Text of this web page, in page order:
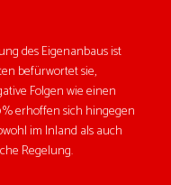
des Eigenanbaus ist
befürwortet sie,
Folgen wie einen
% erhoffen sich hingegen
im Inland als auch
Regelung.